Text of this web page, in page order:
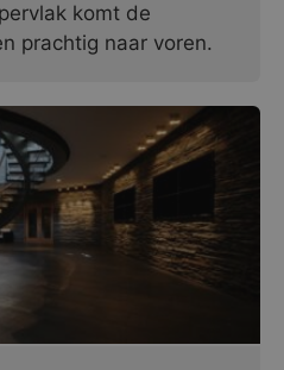
komt de
prachtig naar voren.